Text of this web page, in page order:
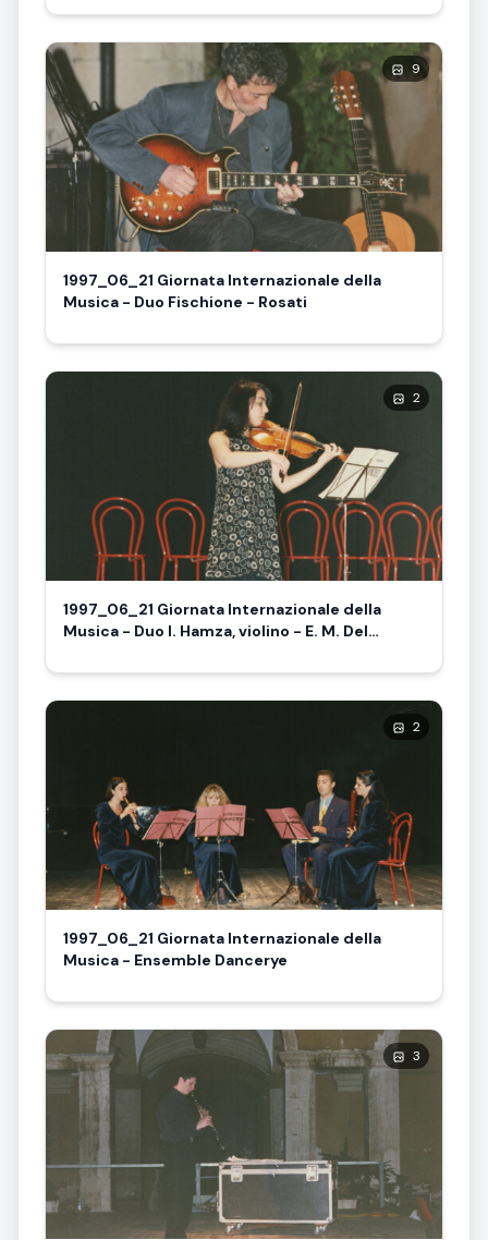
9
1997_06_21 Giornata Internazionale della
Musica - Duo Fischione - Rosati
2
1997_06_21 Giornata Internazionale della
Musica - Duo I. Hamza, violino - E. M. Del
2
1997_06_21 Giornata Internazionale della
Musica - Ensemble Dancerye
3